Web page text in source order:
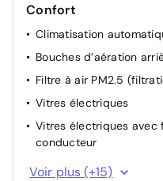
Confort
Climatisation
Bouches d’aération
Filtre à air PM2.5
Vitres électriques
Vitres électriques
conducteur
Accoudoir central avant
Voir plus (+15)